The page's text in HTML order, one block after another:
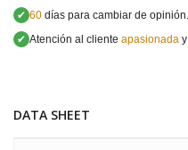
✔ 60 días para cambiar de opinión.
✔ Atención al cliente apasionada y
DATA SHEET